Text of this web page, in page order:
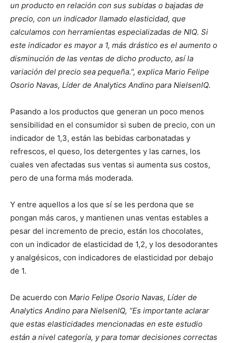
un producto en relación con sus subidas o bajadas de
precio, con un indicador llamado elasticidad, que
calculamos con herramientas especializadas de NIQ. Si
este indicador es mayor a 1, más drástico es el aumento o
disminución de las ventas de dicho producto, así la
variación del precio sea pequeña.”, explica Mario Felipe
Osorio Navas, Líder de Analytics Andino para NielsenIQ.
Pasando a los productos que generan un poco menos
sensibilidad en el consumidor si suben de precio, con un
indicador de 1,3, están las bebidas carbonatadas y
refrescos, el queso, los detergentes y las carnes, los
cuales ven afectadas sus ventas si aumenta sus costos,
pero de una forma más moderada.
Y entre aquellos a los que sí se les perdona que se
pongan más caros, y mantienen unas ventas estables a
pesar del incremento de precio, están los chocolates,
con un indicador de elasticidad de 1,2, y los desodorantes
y analgésicos, con indicadores de elasticidad por debajo
de 1.
De acuerdo con Mario Felipe Osorio Navas, Líder de
Analytics Andino para NielsenIQ, “Es importante aclarar
que estas elasticidades mencionadas en este estudio
están a nivel categoría, y para tomar decisiones correctas